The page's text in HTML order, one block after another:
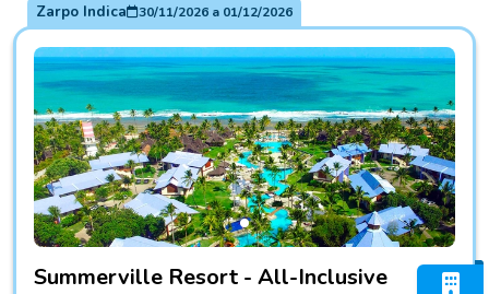
Zarpo Indica 30/11/2026a 01/12/2026
Summerville Resort - All-Inclusive